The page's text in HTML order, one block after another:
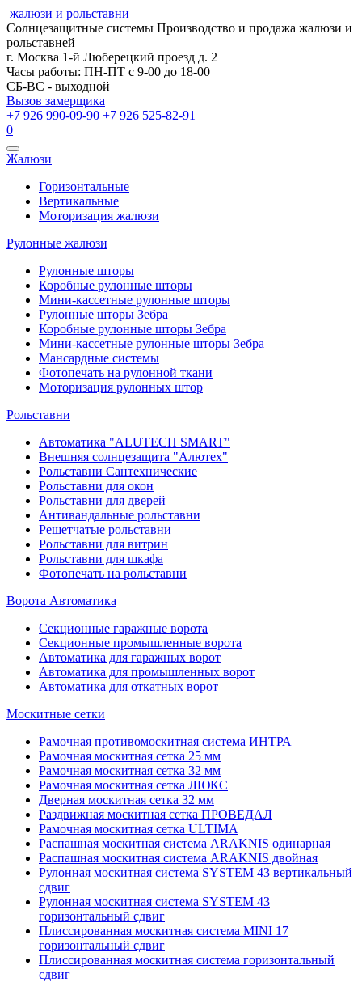
жалюзи и рольставни
Солнцезащитные системы Производство и продажа жалюзи и
рольставней
г. Москва 1-й Люберецкий проезд д. 2
Часы работы: ПН-ПТ с 9-00 до 18-00
СБ-ВС - выходной
Вызов замерщика
+7 926 990-09-90 +7 926 525-82-91
0
Открыть
навигацию
Жалюзи
Горизонтальные
Вертикальные
Моторизация жалюзи
Рулонные жалюзи
Рулонные шторы
Коробные рулонные шторы
Мини-кассетные рулонные шторы
Рулонные шторы Зебра
Коробные рулонные шторы Зебра
Мини-кассетные рулонные шторы Зебра
Мансардные системы
Фотопечать на рулонной ткани
Моторизация рулонных штор
Рольставни
Автоматика "ALUTECH SMART"
Внешняя солнцезащита "Алютех"
Рольставни Сантехнические
Рольставни для окон
Рольставни для дверей
Антивандальные рольставни
Решетчатые рольставни
Рольставни для витрин
Рольставни для шкафа
Фотопечать на рольставни
Ворота Автоматика
Секционные гаражные ворота
Секционные промышленные ворота
Автоматика для гаражных ворот
Автоматика для промышленных ворот
Автоматика для откатных ворот
Москитные сетки
Рамочная противомоскитная система ИНТРА
Рамочная москитная сетка 25 мм
Рамочная москитная сетка 32 мм
Рамочная москитная сетка ЛЮКС
Дверная москитная сетка 32 мм
Раздвижная москитная сетка ПРОВЕДАЛ
Рамочная москитная сетка ULTIMA
Распашная москитная система ARAKNIS одинарная
Распашная москитная система ARAKNIS двойная
Рулонная москитная система SYSTEM 43 вертикальный
сдвиг
Рулонная москитная система SYSTEM 43
горизонтальный сдвиг
Плиссированная москитная система MINI 17
горизонтальный сдвиг
Плиссированная москитная система горизонтальный
сдвиг